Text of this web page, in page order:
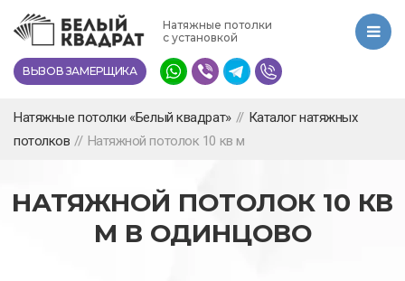
Перейти
основному
содержанию
Натяжные потолки
с установкой
ВЫЗОВ ЗАМЕРЩИКА
Натяжные потолки «Белый квадрат» // Каталог натяжных
потолков // Натяжной потолок 10 кв м
НАТЯЖНОЙ ПОТОЛОК 10 КВ
М В ОДИНЦОВО